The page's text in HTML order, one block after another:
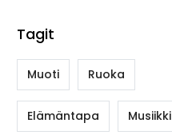
Tagit
Muoti Ruoka
Elämäntapa Musiikki